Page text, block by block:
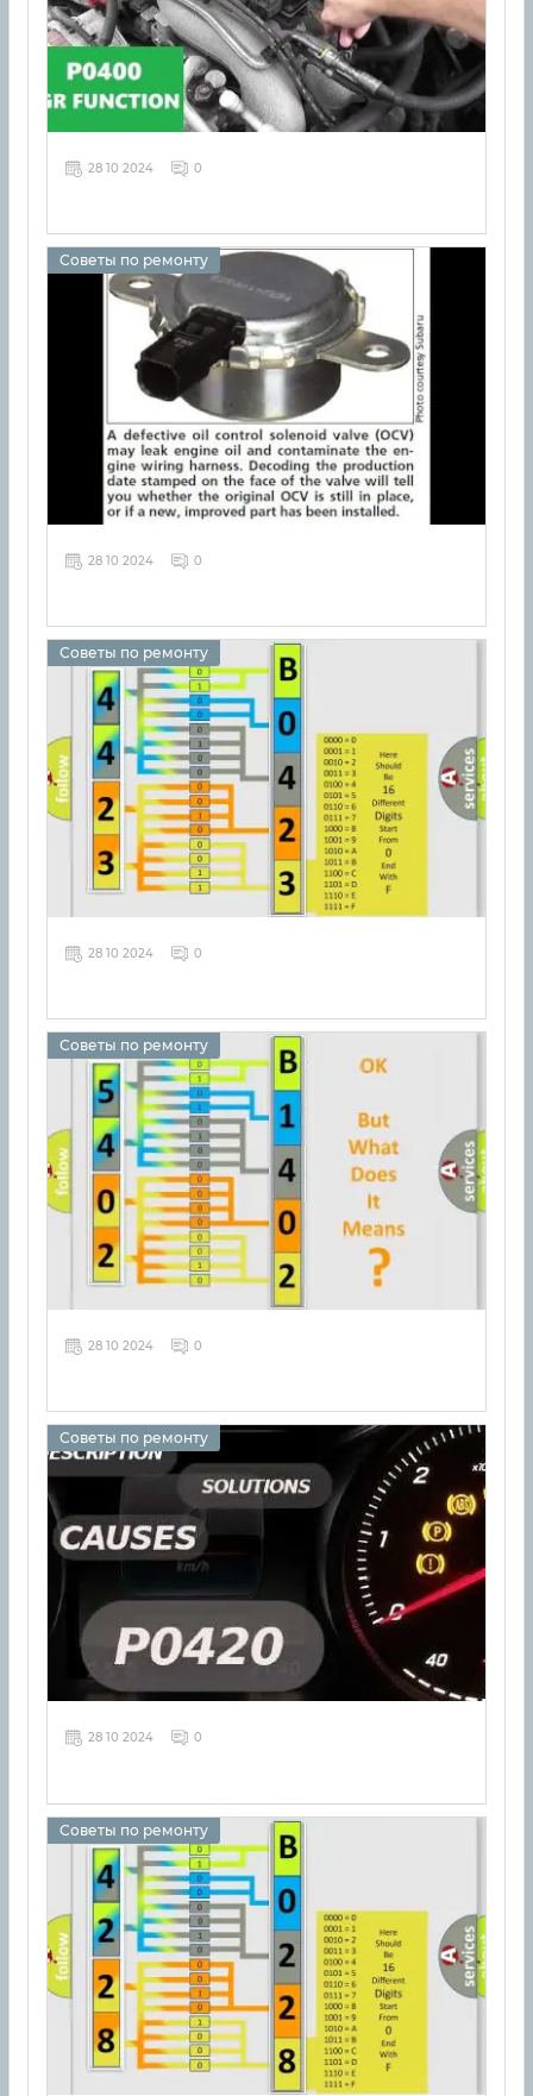
28 10 2024 0
Советы по ремонту
28 10 2024 0
Советы по ремонту
28 10 2024 0
Советы по ремонту
28 10 2024 0
Советы по ремонту
28 10 2024 0
Советы по ремонту